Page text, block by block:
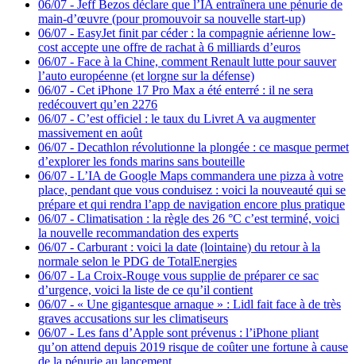
06/07 - Jeff Bezos déclare que l’IA entraînera une pénurie de
main-d’œuvre (pour promouvoir sa nouvelle start-up)
06/07 - EasyJet finit par céder : la compagnie aérienne low-
cost accepte une offre de rachat à 6 milliards d’euros
06/07 - Face à la Chine, comment Renault lutte pour sauver
l’auto européenne (et lorgne sur la défense)
06/07 - Cet iPhone 17 Pro Max a été enterré : il ne sera
redécouvert qu’en 2276
06/07 - C’est officiel : le taux du Livret A va augmenter
massivement en août
06/07 - Decathlon révolutionne la plongée : ce masque permet
d’explorer les fonds marins sans bouteille
06/07 - L’IA de Google Maps commandera une pizza à votre
place, pendant que vous conduisez : voici la nouveauté qui se
prépare et qui rendra l’app de navigation encore plus pratique
06/07 - Climatisation : la règle des 26 °C c’est terminé, voici
la nouvelle recommandation des experts
06/07 - Carburant : voici la date (lointaine) du retour à la
normale selon le PDG de TotalEnergies
06/07 - La Croix-Rouge vous supplie de préparer ce sac
d’urgence, voici la liste de ce qu’il contient
06/07 - « Une gigantesque arnaque » : Lidl fait face à de très
graves accusations sur les climatiseurs
06/07 - Les fans d’Apple sont prévenus : l’iPhone pliant
qu’on attend depuis 2019 risque de coûter une fortune à cause
de la pénurie au lancement